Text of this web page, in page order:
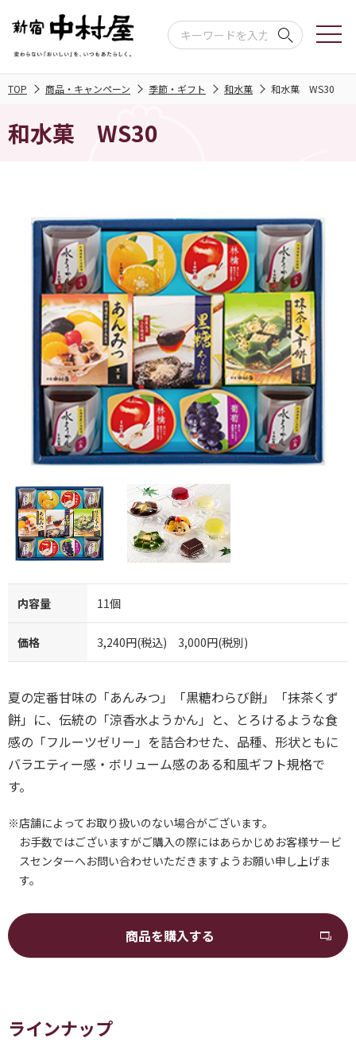
TOP 商品・キャンペーン 季節・ギフト 和水菓 和水菓 WS30
和水菓 WS30
内容量 11個
価格 3,240円(税込) 3,000円(税別)
夏の定番甘味の「あんみつ」「黒糖わらび餅」「抹茶くず
餅」に、伝統の「涼香水ようかん」と、とろけるような食
感の「フルーツゼリー」を詰合わせた、品種、形状ともに
バラエティー感・ボリューム感のある和風ギフト規格で
す。
※店舗によってお取り扱いのない場合がございます。
お手数ではございますがご購入の際にはあらかじめお客様サービ
スセンターへお問い合わせいただきますようお願い申し上げま
す。
商品を購入する
ラインナップ